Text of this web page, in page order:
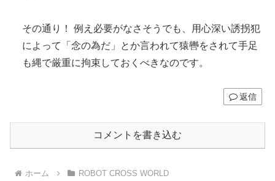
その通り！ 例え必要がなさそうでも、用心深い誘拐犯
によって「念の為だ」とか言われて猿轡をされて手足
も縄で厳重に拘束しておくべきなのです。
返信
コメントを書き込む
ホーム ROBOT CROSS WORLD